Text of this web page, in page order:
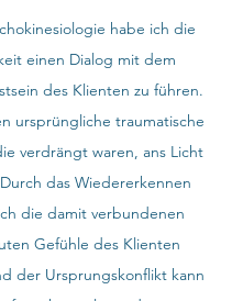
habe ich die
einen Dialog mit dem
des Klienten zu führen.
ursprüngliche traumatische
verdrängt waren, ans Licht
das Wiedererkennen
die damit verbundenen
Gefühle des Klienten
der Ursprungskonflikt kann